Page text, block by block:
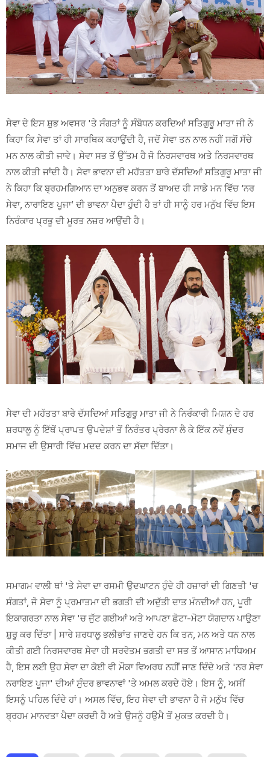
ਸੇਵਾ ਦੇ ਇਸ ਸ਼ੁਭ ਅਵਸਰ 'ਤੇ ਸੰਗਤਾਂ ਨੂੰ ਸੰਬੋਧਨ ਕਰਦਿਆਂ ਸਤਿਗੁਰੂ ਮਾਤਾ ਜੀ ਨੇ
ਕਿਹਾ ਕਿ ਸੇਵਾ ਤਾਂ ਹੀ ਸਾਰਥਿਕ ਕਹਾਉਂਦੀ ਹੈ, ਜਦੋਂ ਸੇਵਾ ਤਨ ਨਾਲ ਨਹੀਂ ਸਗੋਂ ਸੱਚੇ
ਮਨ ਨਾਲ ਕੀਤੀ ਜਾਵੇ। ਸੇਵਾ ਸਭ ਤੋਂ ਉੱਤਮ ਹੈ ਜੋ ਨਿਰਸਵਾਰਥ ਅਤੇ ਨਿਰਸਵਾਰਥ
ਨਾਲ ਕੀਤੀ ਜਾਂਦੀ ਹੈ। ਸੇਵਾ ਭਾਵਨਾ ਦੀ ਮਹੱਤਤਾ ਬਾਰੇ ਦੱਸਦਿਆਂ ਸਤਿਗੁਰੂ ਮਾਤਾ ਜੀ
ਨੇ ਕਿਹਾ ਕਿ ਬ੍ਰਹਮਗਿਆਨ ਦਾ ਅਨੁਭਵ ਕਰਨ ਤੋਂ ਬਾਅਦ ਹੀ ਸਾਡੇ ਮਨ ਵਿੱਚ ‘ਨਰ
ਸੇਵਾ, ਨਾਰਾਇਣ ਪੂਜਾ’ ਦੀ ਭਾਵਨਾ ਪੈਦਾ ਹੁੰਦੀ ਹੈ ਤਾਂ ਹੀ ਸਾਨੂੰ ਹਰ ਮਨੁੱਖ ਵਿੱਚ ਇਸ
ਨਿਰੰਕਾਰ ਪ੍ਰਭੂ ਦੀ ਮੂਰਤ ਨਜ਼ਰ ਆਉਂਦੀ ਹੈ।
ਸੇਵਾ ਦੀ ਮਹੱਤਤਾ ਬਾਰੇ ਦੱਸਦਿਆਂ ਸਤਿਗੁਰੂ ਮਾਤਾ ਜੀ ਨੇ ਨਿਰੰਕਾਰੀ ਮਿਸ਼ਨ ਦੇ ਹਰ
ਸ਼ਰਧਾਲੂ ਨੂੰ ਇੱਥੋਂ ਪ੍ਰਾਪਤ ਉਪਦੇਸ਼ਾਂ ਤੋਂ ਨਿਰੰਤਰ ਪ੍ਰੇਰਨਾ ਲੈ ਕੇ ਇੱਕ ਨਵੇਂ ਸੁੰਦਰ
ਸਮਾਜ ਦੀ ਉਸਾਰੀ ਵਿੱਚ ਮਦਦ ਕਰਨ ਦਾ ਸੱਦਾ ਦਿੱਤਾ।
ਸਮਾਗਮ ਵਾਲੀ ਥਾਂ 'ਤੇ ਸੇਵਾ ਦਾ ਰਸਮੀ ਉਦਘਾਟਨ ਹੁੰਦੇ ਹੀ ਹਜ਼ਾਰਾਂ ਦੀ ਗਿਣਤੀ 'ਚ
ਸੰਗਤਾਂ, ਜੋ ਸੇਵਾ ਨੂੰ ਪ੍ਰਮਾਤਮਾ ਦੀ ਭਗਤੀ ਦੀ ਅਦੁੱਤੀ ਦਾਤ ਮੰਨਦੀਆਂ ਹਨ, ਪੂਰੀ
ਇਕਾਗਰਤਾ ਨਾਲ ਸੇਵਾ 'ਚ ਜੁੱਟ ਗਈਆਂ ਅਤੇ ਆਪਣਾ ਛੋਟਾ-ਮੋਟਾ ਯੋਗਦਾਨ ਪਾਉਣਾ
ਸ਼ੁਰੂ ਕਰ ਦਿੱਤਾ | ਸਾਰੇ ਸ਼ਰਧਾਲੂ ਭਲੀਭਾਂਤ ਜਾਣਦੇ ਹਨ ਕਿ ਤਨ, ਮਨ ਅਤੇ ਧਨ ਨਾਲ
ਕੀਤੀ ਗਈ ਨਿਰਸਵਾਰਥ ਸੇਵਾ ਹੀ ਸਰਵੋਤਮ ਭਗਤੀ ਦਾ ਸਭ ਤੋਂ ਆਸਾਨ ਮਾਧਿਅਮ
ਹੈ, ਇਸ ਲਈ ਉਹ ਸੇਵਾ ਦਾ ਕੋਈ ਵੀ ਮੌਕਾ ਵਿਅਰਥ ਨਹੀਂ ਜਾਣ ਦਿੰਦੇ ਅਤੇ 'ਨਰ ਸੇਵਾ
ਨਰਾਇਣ ਪੂਜਾ' ਦੀਆਂ ਸੁੰਦਰ ਭਾਵਨਾਵਾਂ 'ਤੇ ਅਮਲ ਕਰਦੇ ਹੋਏ। ਇਸ ਨੂੰ, ਅਸੀਂ
ਇਸਨੂੰ ਪਹਿਲ ਦਿੰਦੇ ਹਾਂ। ਅਸਲ ਵਿੱਚ, ਇਹ ਸੇਵਾ ਦੀ ਭਾਵਨਾ ਹੈ ਜੋ ਮਨੁੱਖ ਵਿੱਚ
ਬ੍ਰਹਮ ਮਾਨਵਤਾ ਪੈਦਾ ਕਰਦੀ ਹੈ ਅਤੇ ਉਸਨੂੰ ਹਉਮੈ ਤੋਂ ਮੁਕਤ ਕਰਦੀ ਹੈ।